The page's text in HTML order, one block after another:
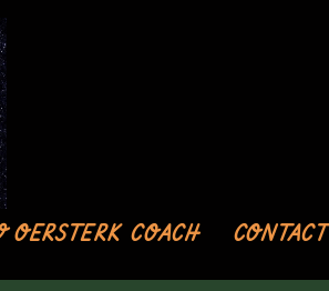
COACH CONTACT